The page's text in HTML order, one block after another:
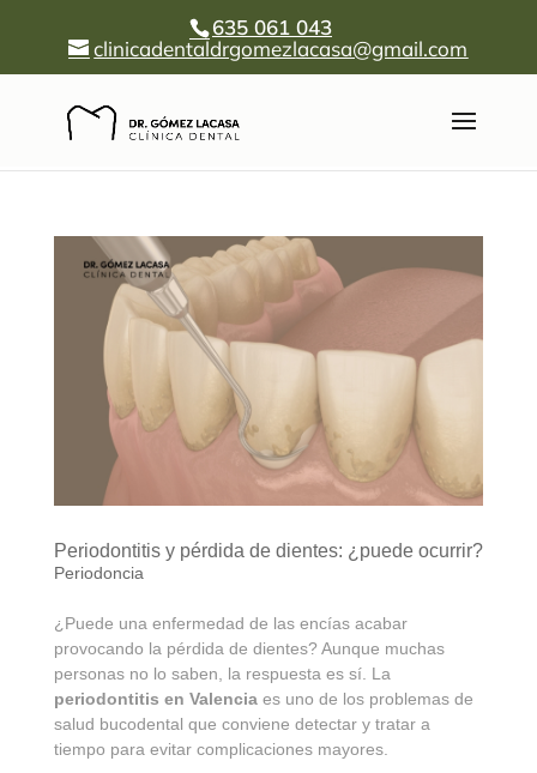
635 061 043
clinicadentaldrgomezlacasa@gmail.com
Periodontitis y pérdida de dientes: ¿puede ocurrir?
Periodoncia
¿Puede una enfermedad de las encías acabar
provocando la pérdida de dientes? Aunque muchas
personas no lo saben, la respuesta es sí. La
periodontitis en Valenciaes uno de los problemas de
salud bucodental que conviene detectar y tratar a
tiempo para evitar complicaciones mayores.